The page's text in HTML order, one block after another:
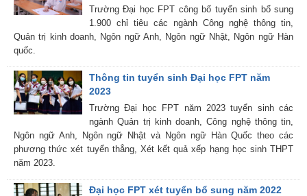
Trường Đại học FPT công bố tuyển sinh bổ sung
1.900 chỉ tiêu các ngành Công nghệ thông tin,
Quản trị kinh doanh, Ngôn ngữ Anh, Ngôn ngữ Nhật, Ngôn ngữ Hàn
quốc.
Thông tin tuyển sinh Đại học FPT năm
2023
Trường Đại học FPT năm 2023 tuyển sinh các
ngành Quản trị kinh doanh, Công nghệ thông tin,
Ngôn ngữ Anh, Ngôn ngữ Nhật và Ngôn ngữ Hàn Quốc theo các
phương thức xét tuyển thẳng, Xét kết quả xếp hạng học sinh THPT
năm 2023.
Đại học FPT xét tuyển bổ sung năm 2022